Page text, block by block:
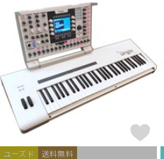
ユーズド 送料無料